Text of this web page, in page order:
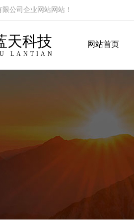
公司企业网站网站！
天科技
LANTIAN
网站首页